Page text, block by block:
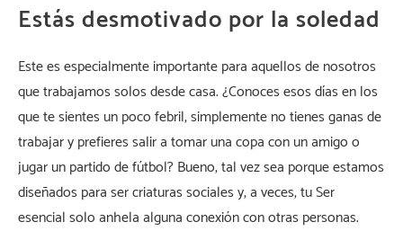
Estás desmotivado por la soledad
Este es especialmente importante para aquellos de nosotros
que trabajamos solos desde casa. ¿Conoces esos días en los
que te sientes un poco febril, simplemente no tienes ganas de
trabajar y prefieres salir a tomar una copa con un amigo o
jugar un partido de fútbol? Bueno, tal vez sea porque estamos
diseñados para ser criaturas sociales y, a veces, tu Ser
esencial solo anhela alguna conexión con otras personas.